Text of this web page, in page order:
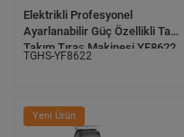
Elektrikli Profesyonel
Ayarlanabilir Güç Özellikli Tam
Takım Tıraş Makinesi YF8622
TGHS-YF8622
Yeni Ürün